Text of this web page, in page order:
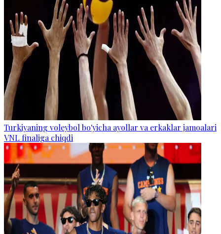
Turkiyaning voleybol bo'yicha ayollar va erkaklar jamoalari
VNL finaliga chiqdi